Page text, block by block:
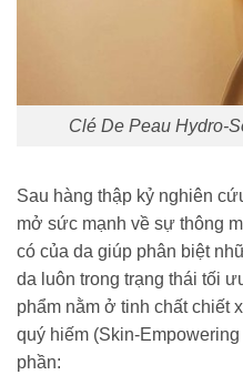
Clé De Peau Hydro-
Sau hàng thập kỷ nghiên
mở sức mạnh về sự thông
có của da giúp phân biệt
da luôn trong trạng thái tối
phẩm nằm ở tinh chất chiết
quý hiếm (Skin-
phần: